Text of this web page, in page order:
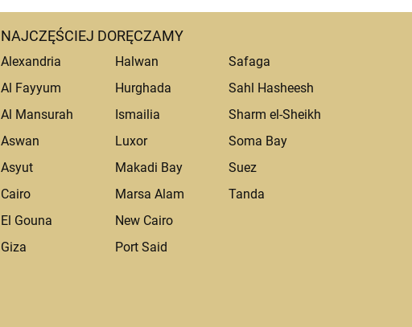
NAJCZĘŚCIEJ DORĘCZAMY
Alexandria
Al Fayyum
Al Mansurah
Aswan
Asyut
Cairo
El Gouna
Giza
Halwan
Hurghada
Ismailia
Luxor
Makadi Bay
Marsa Alam
New Cairo
Port Said
Safaga
Sahl Hasheesh
Sharm el-Sheikh
Soma Bay
Suez
Tanda